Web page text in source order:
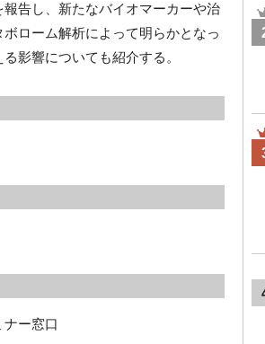
告し、新たなバイオマーカーや治
ローム解析によって明らかとなっ
影響についても紹介する。
ー窓口